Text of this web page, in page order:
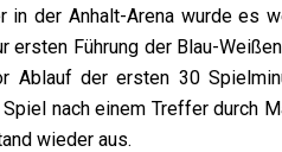
in der Anhalt-Arena wurde es
ersten Führung der Blau-
Ablauf der ersten 30
nach einem Treffer durch
wieder aus.